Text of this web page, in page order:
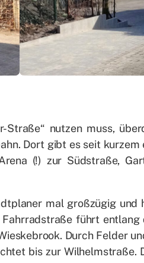
nut­zen muss,
Dort gibt es seit kur­zem
(!) zur Süd­stra­ße,
mal groß­zü­gig und
führt
Durch Fel­der
bis zur Wil­helm­stra­ße.